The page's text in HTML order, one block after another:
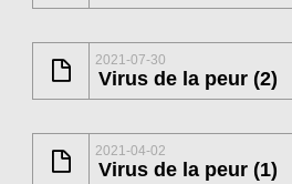
2021-07-30
Virus de la peur (2)
2021-04-02
Virus de la peur (1)